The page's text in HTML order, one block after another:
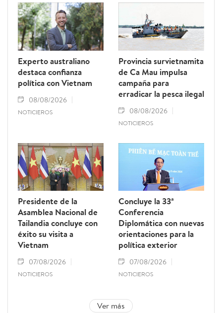
Experto australiano
destaca confianza
política con Vietnam
08/08/2026
NOTICIEROS
Provincia survietnamita
de Ca Mau impulsa
campaña para
erradicar la pesca ilegal
08/08/2026
NOTICIEROS
Presidente de la
Asamblea Nacional de
Tailandia concluye con
éxito su visita a
Vietnam
07/08/2026
NOTICIEROS
Concluye la 33ª
Conferencia
Diplomática con nuevas
orientaciones para la
política exterior
07/08/2026
NOTICIEROS
Ver más